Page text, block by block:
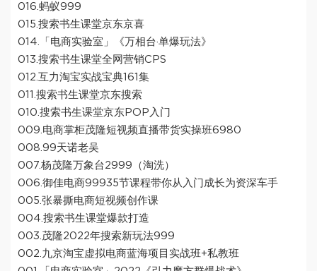
016.蚂蚁999
015.搜索书生课堂京东京喜
014.「电商实验室」《万相台·单爆玩法》
013.搜索书生课堂全网营销CPS
012.互力淘宝实战宝典161集
011.搜索书生课堂京东搜索
010.搜索书生课堂京东POP入门
009.电商掌柜茂隆短视频直播带货实操班6980
008.99天诺老吴
007.杨茂隆万象台2999（淘洗）
006.御佳电商99935节课程带你从入门成长为资深车手
005.张暴撕电商短视频创作课
004.搜索书生课堂爆款打造
003.茂隆2022年搜索新玩法999
002.九京淘宝虚拟电商蓝海项目实战班+私教班